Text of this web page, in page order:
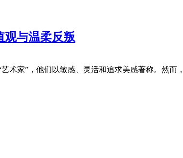
观与温柔反叛
术家”，他们以敏感、灵活和追求美感著称。然